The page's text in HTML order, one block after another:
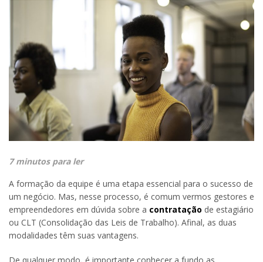
7 minutos para ler
A formação da equipe é uma etapa essencial para o sucesso de
um negócio. Mas, nesse processo, é comum vermos gestores e
empreendedores em dúvida sobre a contratação de estagiário
ou CLT (Consolidação das Leis de Trabalho). Afinal, as duas
modalidades têm suas vantagens.